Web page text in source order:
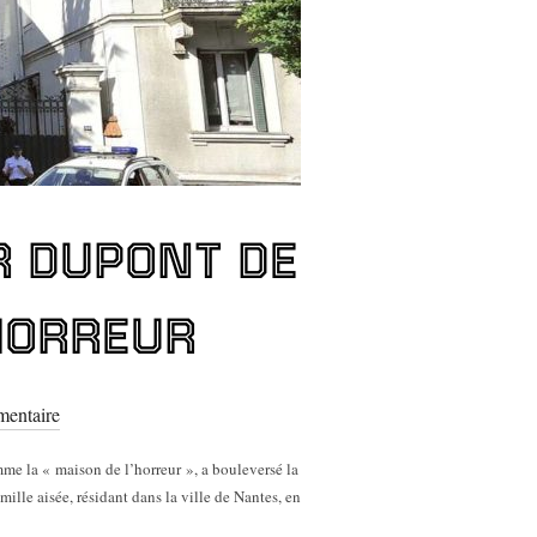
DE
la « maison de l’horreur », a bouleversé la
aisée, résidant dans la ville de Nantes, en